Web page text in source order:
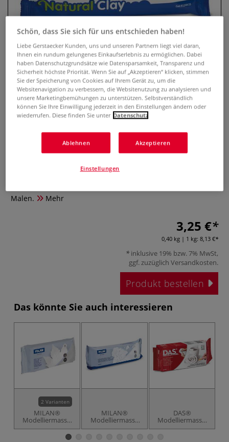
MILAN® Natürlicher Ton,
lufttrocknend
0 Bewertungen
MILAN® Natürlicher Ton – lufttrocknend oder brennbar, in
Malen.
Mehr
3,25 €
0,40 kg | 1 kg: 8,13 €
inklusive 19% bzw. 7% MwSt,
ggf. zuzüglich Versandkosten.
Produkt bestellen
Das könnte Sie auch interessieren
2 Varianten
MILAN®
Modelliermasse,
lufttrocknend
MILAN®
Modelliermasse
Porzellan
DAS®
Modelliermasse,
lufttrocknend
Schön, dass Sie sich für uns entschieden haben!
Liebe Gerstaecker Kunden, uns und unseren Partnern liegt viel daran,
Ihnen ein rundum gelungenes Einkaufserlebnis zu ermöglichen. Dabei
haben Datenschutzgrundsätze wie Datensparsamkeit, Transparenz und
Sicherheit höchste Priorität. Wenn Sie auf „Akzeptieren“ klicken, stimmen
Sie der Speicherung von Cookies auf Ihrem Gerät zu, um die
Websitenavigation zu verbessern, die Websitenutzung zu analysieren und
unsere Marketingbemühungen zu unterstützen. Selbstverständlich
können Sie Ihre Einwilligung jederzeit in den Einstellungen ändern oder
wiederrufen. Diese finden Sie unter Datenschutz
Ablehnen Akzeptieren
Einstellungen